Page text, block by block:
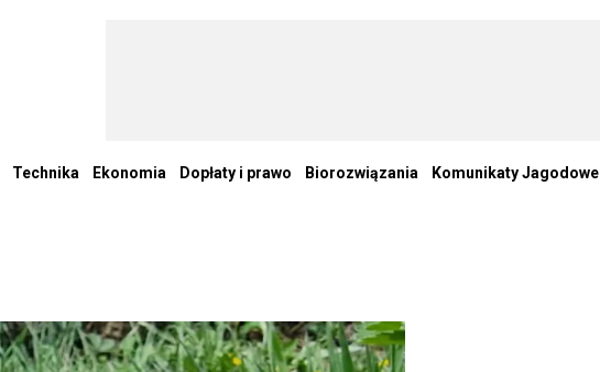
Technika Ekonomia Dopłaty i prawo Biorozwiązania Komunikaty Jagodowe